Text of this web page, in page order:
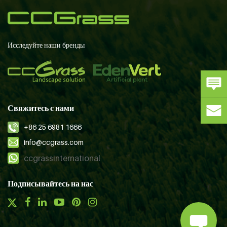
Исследуйте наши бренды
Свяжитесь с нами
+86 25 6981 1666
info@ccgrass.com
ccgrassinternational
Подписывайтесь на нас